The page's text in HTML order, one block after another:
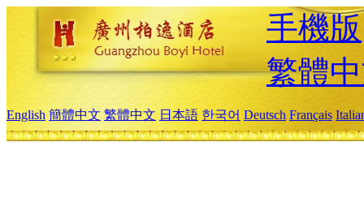
手機版
繁體
English 簡體中文 繁體中文 日本語 한국어 Deutsch Français